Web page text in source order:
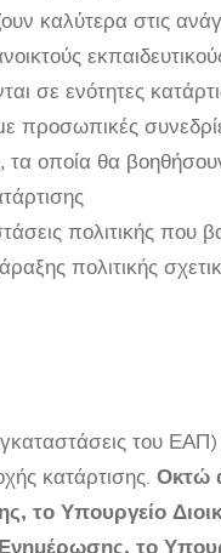
καλύτερα στις
σε ενότητες
προσωπικές
τα οποία θα
πολιτικής που
πολιτικής
του ΕΑΠ)
κατάρτισης. Οκτώ
Υπουργείο
το